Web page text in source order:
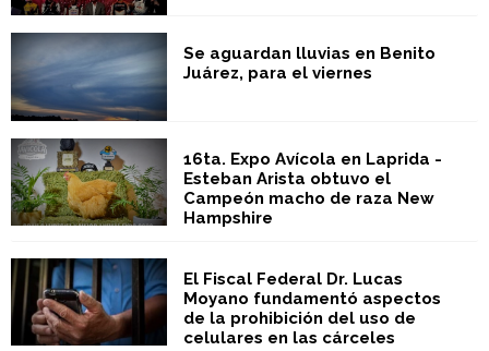
Se aguardan lluvias en Benito
Juárez, para el viernes
16ta. Expo Avícola en Laprida -
Esteban Arista obtuvo el
Campeón macho de raza New
Hampshire
El Fiscal Federal Dr. Lucas
Moyano fundamentó aspectos
de la prohibición del uso de
celulares en las cárceles